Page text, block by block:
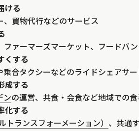
ける
、買物代行などのサービス
ファーマーズマーケット、フードバ
くする
乗合タクシーなどのライドシェアサ
成する
ンの運営、共食・会食など地域での
化する
トランスフォーメーション） 、共通